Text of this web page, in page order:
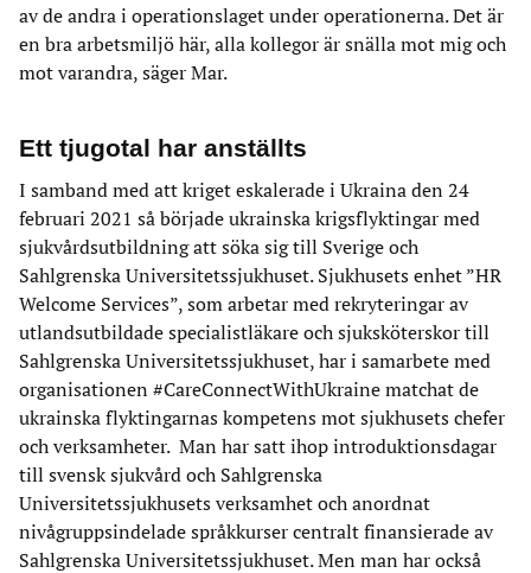
av de andra i operationslaget under operationerna. Det är
en bra arbetsmiljö här, alla kollegor är snälla mot mig och
mot varandra, säger Mar.
Ett tjugotal har anställts
I samband med att kriget eskalerade i Ukraina den 24
februari 2021 så började ukrainska krigsflyktingar med
sjukvårdsutbildning att söka sig till Sverige och
Sahlgrenska Universitetssjukhuset. Sjukhusets enhet ”HR
Welcome Services”, som arbetar med rekryteringar av
utlandsutbildade specialistläkare och sjuksköterskor till
Sahlgrenska Universitetssjukhuset, har i samarbete med
organisationen #CareConnectWithUkraine matchat de
ukrainska flyktingarnas kompetens mot sjukhusets chefer
och verksamheter. Man har satt ihop introduktionsdagar
till svensk sjukvård och Sahlgrenska
Universitetssjukhusets verksamhet och anordnat
nivågruppsindelade språkkurser centralt finansierade av
Sahlgrenska Universitetssjukhuset. Men man har också